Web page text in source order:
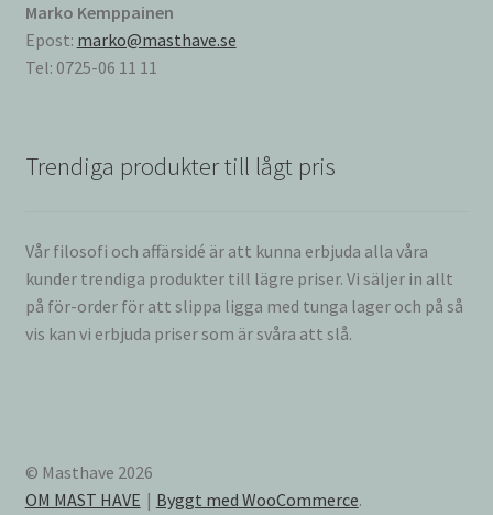
Marko Kemppainen
Epost: marko@masthave.se
Tel: 0725-06 11 11
Trendiga produkter till lågt pris
Vår filosofi och affärsidé är att kunna erbjuda alla våra
kunder trendiga produkter till lägre priser. Vi säljer in allt
på för-order för att slippa ligga med tunga lager och på så
vis kan vi erbjuda priser som är svåra att slå.
© Masthave 2026
OM MAST HAVE
Byggt med WooCommerce.